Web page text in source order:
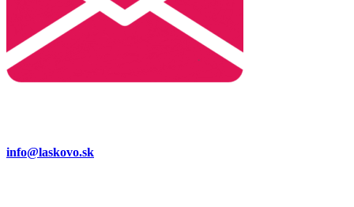
info@laskovo.sk